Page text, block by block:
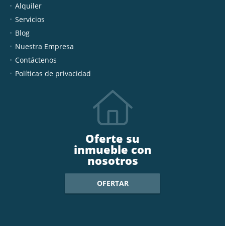
Alquiler
Servicios
Blog
Nuestra Empresa
Contáctenos
Políticas de privacidad
Oferte su
inmueble con
nosotros
OFERTAR